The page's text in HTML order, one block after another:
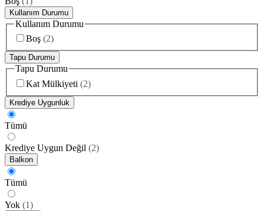
Kullanım Durumu
Kullanım Durumu
Boş (2)
Tapu Durumu
Tapu Durumu
Kat Mülkiyeti (2)
Krediye Uygunluk
Tümü
Krediye Uygun Değil (2)
Balkon
Tümü
Yok (1)